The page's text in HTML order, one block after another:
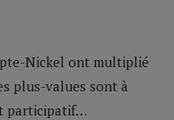
Nickel ont multiplié
plus-values sont à
participatif…